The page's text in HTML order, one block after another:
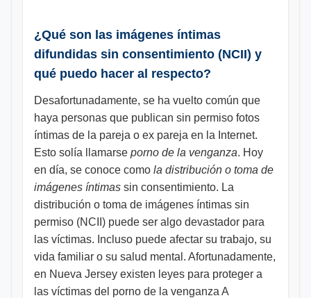
¿Qué son las imágenes íntimas
difundidas sin consentimiento (NCII) y
qué puedo hacer al respecto?
Desafortunadamente, se ha vuelto común que
haya personas que publican sin permiso fotos
íntimas de la pareja o ex pareja en la Internet.
Esto solía llamarse porno de la venganza. Hoy
en día, se conoce como la distribución o toma de
imágenes íntimas sin consentimiento. La
distribución o toma de imágenes íntimas sin
permiso (NCII) puede ser algo devastador para
las víctimas. Incluso puede afectar su trabajo, su
vida familiar o su salud mental. Afortunadamente,
en Nueva Jersey existen leyes para proteger a
las víctimas del porno de la venganza A